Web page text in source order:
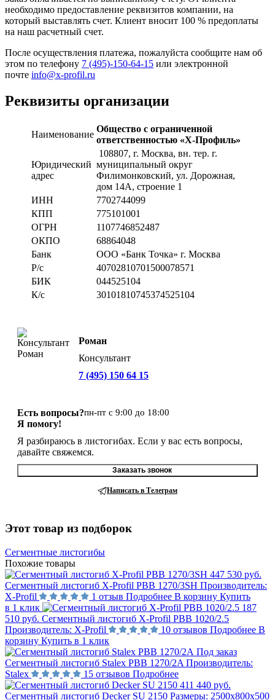
необходимо предоставление реквизитов компании, на
который выставлять счет. Клиент вносит 100 % предоплаты
на наш расчетный счет.
После осуществления платежа, пожалуйста сообщите нам об
этом по телефону 7 (495)-150-64-15 или электронной
почте info@x-profil.ru
Реквизиты организации
Наименование
Общество с ограниченной
ответственностью «Х-Профиль»
Юридический
адрес
108807, г. Москва, вн. тер. г.
муниципальный округ
Филимонковский, ул. Дорожная,
дом 14А, строение 1
ИНН
7702744099
КПП
775101001
ОГРН
1107746852487
ОКПО
68864048
Банк
ООО «Банк Точка» г. Москва
Р/с
40702810701500078571
БИК
044525104
К/с
30101810745374525104
Роман
Консультант
7 (495) 150 64 15
Есть вопросы?
Я помогу!
пн-пт с 9:00 до 18:00
Я разбираюсь в листогибах. Если у вас есть вопросы,
давайте свяжемся.
Заказать звонок
Написать в Телеграм
Этот товар из подборок
Сегментные листогибы
Похожие товары
447 530 руб.
Сегментный листогиб X-Profil PBB 1270/3SH Производитель:
X-Profil
1 отзыв Подробнее В корзину Купить
в 1 клик
187
510 руб. Сегментный листогиб X-Profil PBB 1020/2.5
Производитель: X-Profil 10 отзывов Подробнее В
корзину Купить в 1 клик
Под заказ
Сегментный листогиб Stalex PBB 1270/2A Производитель:
Stalex
15 отзывов Подробнее
411 440 руб.
Сегментный листогиб Decker SU 2150 Размеры: 2500x800x500